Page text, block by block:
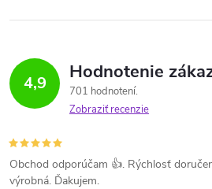
4,9 Hodnotenie
701 hodnotení
Zobraziť recenzie
Obchod odporúčam 👍. Rýchlosť
výrobná. Ďakujem.